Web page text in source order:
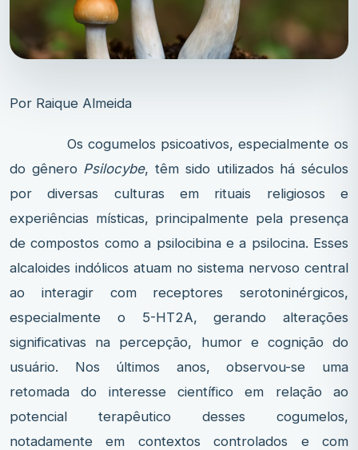
Por Raique Almeida
Os cogumelos psicoativos, especialmente os
do gênero Psilocybe, têm sido utilizados há séculos
por diversas culturas em rituais religiosos e
experiências místicas, principalmente pela presença
de compostos como a psilocibina e a psilocina. Esses
alcaloides indólicos atuam no sistema nervoso central
ao interagir com receptores serotoninérgicos,
especialmente o 5-HT2A, gerando alterações
significativas na percepção, humor e cognição do
usuário. Nos últimos anos, observou-se uma
retomada do interesse científico em relação ao
potencial terapêutico desses cogumelos,
notadamente em contextos controlados e com